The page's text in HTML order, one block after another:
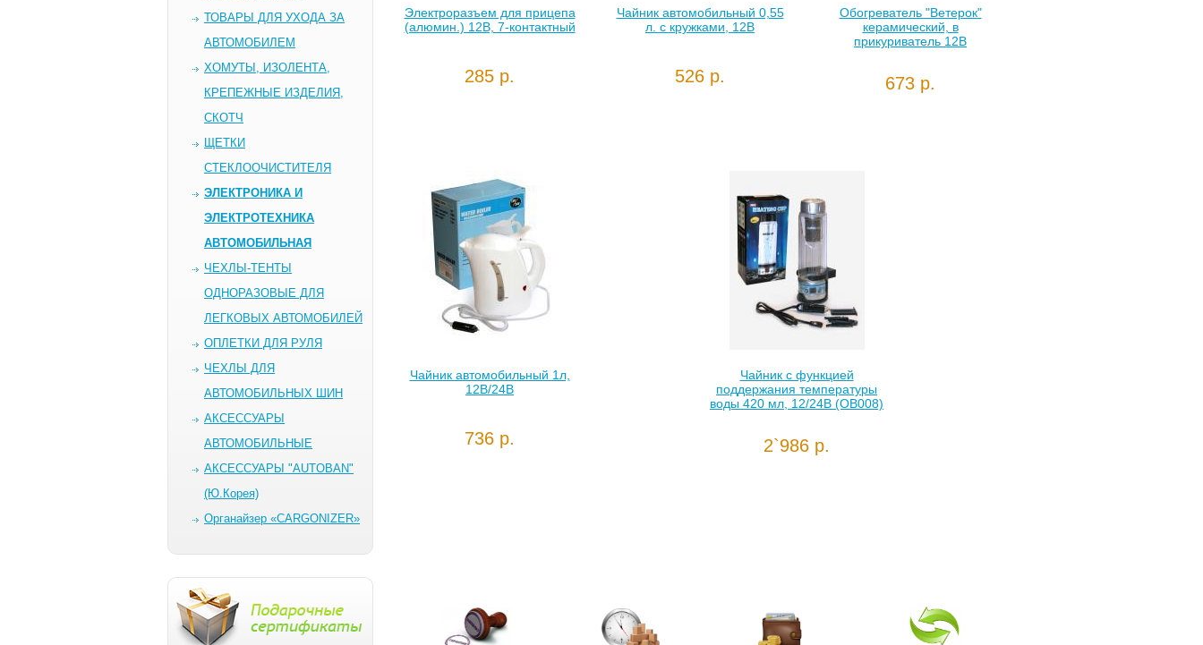
ТОВАРЫ ДЛЯ УХОДА ЗА
АВТОМОБИЛЕМ
ХОМУТЫ, ИЗОЛЕНТА,
КРЕПЕЖНЫЕ ИЗДЕЛИЯ,
СКОТЧ
ЩЕТКИ
СТЕКЛООЧИСТИТЕЛЯ
ЭЛЕКТРОНИКА И
ЭЛЕКТРОТЕХНИКА
АВТОМОБИЛЬНАЯ
ЧЕХЛЫ-ТЕНТЫ
ОДНОРАЗОВЫЕ ДЛЯ
ЛЕГКОВЫХ АВТОМОБИЛЕЙ
ОПЛЕТКИ ДЛЯ РУЛЯ
ЧЕХЛЫ ДЛЯ
АВТОМОБИЛЬНЫХ ШИН
AКСЕССУАРЫ
АВТОМОБИЛЬНЫЕ
АКСЕССУАРЫ "AUTOBAN"
(Ю.Корея)
Органайзер «CARGONIZER»
Электроразъем для прицепа
(алюмин.) 12В, 7-контактный
285 р.
Чайник автомобильный 0,55
л. с кружками, 12В
526 р.
Обогреватель "Ветерок"
керамический, в
прикуриватель 12В
673 р.
Чайник автомобильный 1л,
12В/24В
736 р.
Чайник с функцией
поддержания температуры
воды 420 мл, 12/24В (OB008)
2`986 р.